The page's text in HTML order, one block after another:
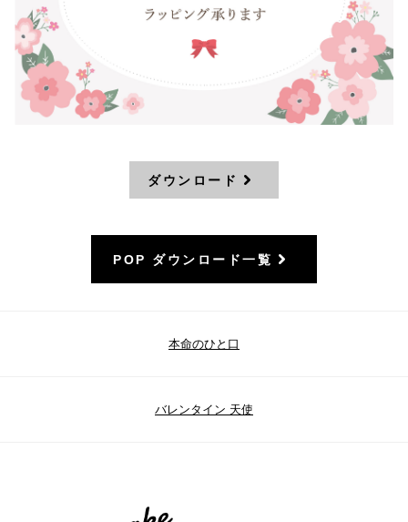
ダウンロード
POP ダウンロード一覧
本命のひと口
バレンタイン 天使